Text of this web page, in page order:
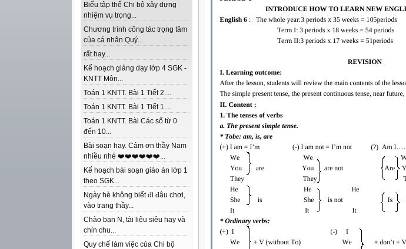
Biểu tập thể Chi bộ xây dựng
nhiệm vụ trọng...
Chương trình công tác trọng tâm
của cá nhân Quý...
rất hay...
Kế hoạch giảng dạy lớp 4 SGK -
KNTT Môn...
Toán 1 KNTT. Bài 1 Tiết 2....
Toán 1 KNTT. Bài 1 Tiết 1....
Toán 1 KNTT. Bài Các số từ 0
đến 10...
Bài soạn hay. Cảm ơn thầy Nam
nhiều nhé ❤️❤️❤️❤️❤️❤️...
Kế hoạch bài soạn giáo án lớp 1
theo SGK...
Ngày hè không biết đi đâu chơi,
vào trang thầy...
Chào bạn N, tài liệu siêu hay và
chỉn chu...
Quy chế làm việc của Chi bộ